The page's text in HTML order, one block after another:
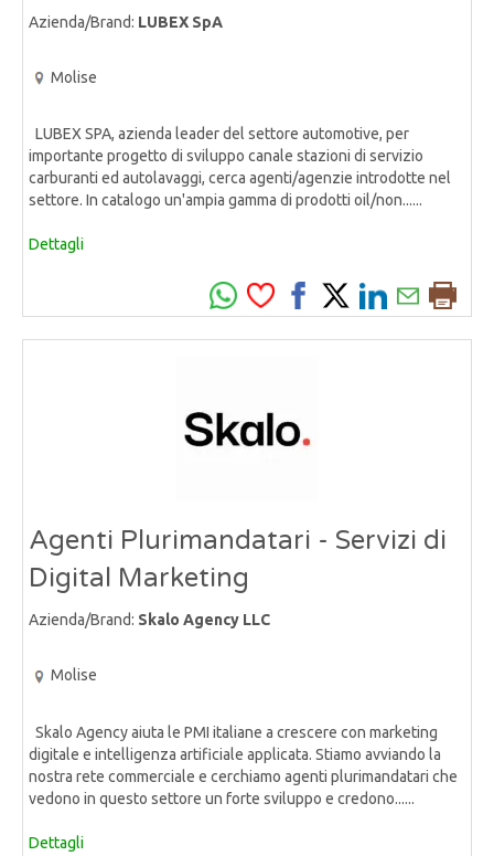
Azienda/Brand: LUBEX SpA
Molise
LUBEX SPA, azienda leader del settore automotive, per
importante progetto di sviluppo canale stazioni di servizio
carburanti ed autolavaggi, cerca agenti/agenzie introdotte nel
settore. In catalogo un'ampia gamma di prodotti oil/non......
Dettagli
Agenti Plurimandatari - Servizi di
Digital Marketing
Azienda/Brand: Skalo Agency LLC
Molise
Skalo Agency aiuta le PMI italiane a crescere con marketing
digitale e intelligenza artificiale applicata. Stiamo avviando la
nostra rete commerciale e cerchiamo agenti plurimandatari che
vedono in questo settore un forte sviluppo e credono......
Dettagli